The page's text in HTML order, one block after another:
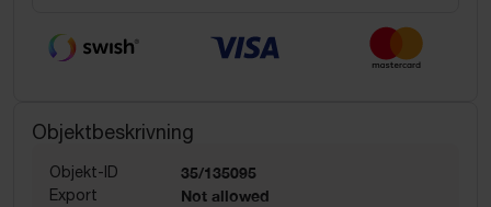
Objektbeskrivning
Objekt-ID 35/135095
Export Not allowed